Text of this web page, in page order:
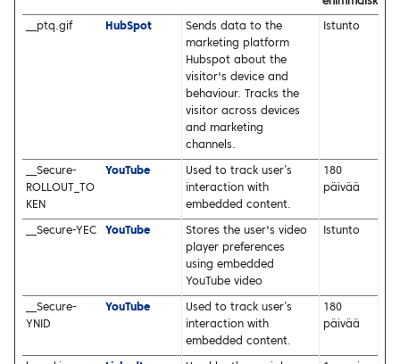
__ptq.gif HubSpot
Sends data to the
marketing platform
Hubspot about the
visitor's device and
behaviour. Tracks the
visitor across devices
and marketing
channels.
Istunto
__Secure-
ROLLOUT_TO
KEN
YouTube
Used to track user’s
interaction with
embedded content.
180
päivää
__Secure-YEC YouTube
Stores the user's video
player preferences
using embedded
YouTube video
Istunto
__Secure-
YNID
YouTube
Used to track user’s
interaction with
embedded content.
180
päivää